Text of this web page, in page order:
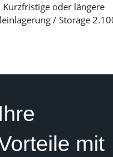
Kurzfristige oder längere
/ Storage
Ihre
mit